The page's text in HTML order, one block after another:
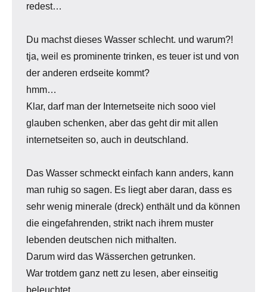
redest…
Du machst dieses Wasser schlecht. und warum?!
tja, weil es prominente trinken, es teuer ist und von
der anderen erdseite kommt?
hmm…
Klar, darf man der Internetseite nich sooo viel
glauben schenken, aber das geht dir mit allen
internetseiten so, auch in deutschland.
Das Wasser schmeckt einfach kann anders, kann
man ruhig so sagen. Es liegt aber daran, dass es
sehr wenig minerale (dreck) enthält und da können
die eingefahrenden, strikt nach ihrem muster
lebenden deutschen nich mithalten.
Darum wird das Wässerchen getrunken.
War trotdem ganz nett zu lesen, aber einseitig
beleuchtet.